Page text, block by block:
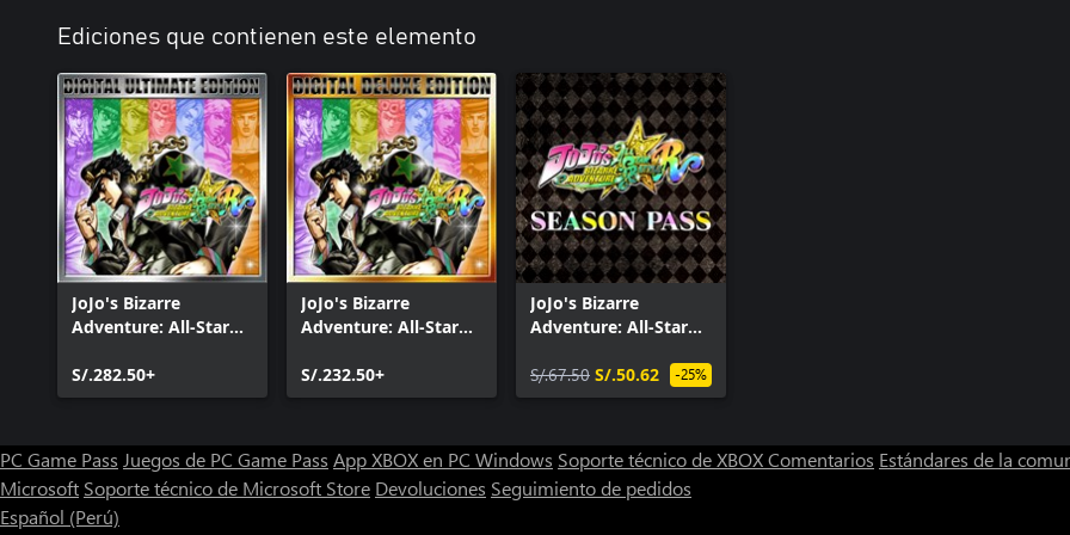
Ediciones que contienen este elemento
JoJo's Bizarre
Adventure: All-Star
Edition
S/.282.50+
JoJo's Bizarre
Adventure: All-Star
Deluxe
S/.232.50+
JoJo's Bizarre
Adventure: All-Star
Temporada
S/.67.50 S/.50.62 -25%
PC Game Pass Juegos de PC Game Pass App XBOX en PC Windows Soporte técnico de XBOXComentarios Estándares de la
Microsoft Soporte técnico de Microsoft Store Devoluciones Seguimiento de pedidos
Español (Perú)